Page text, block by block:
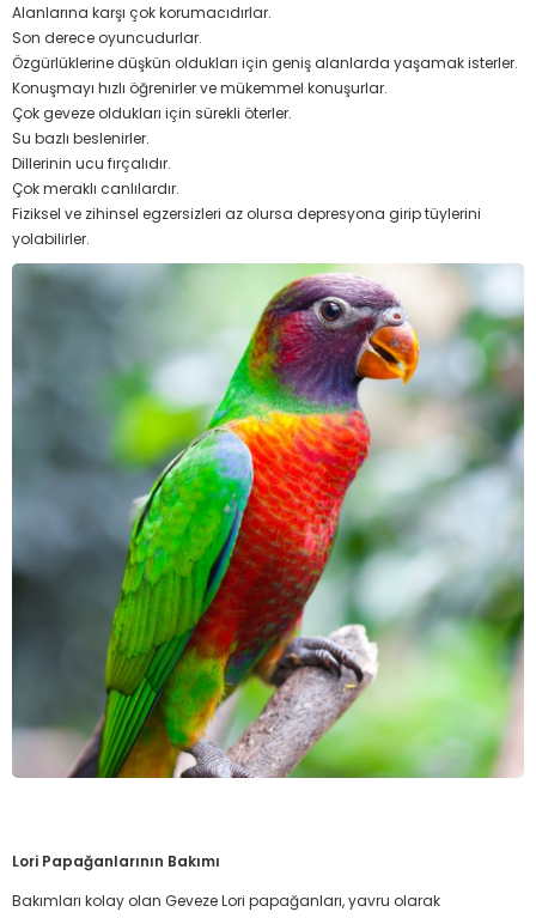
Alanlarına karşı çok korumacıdırlar.
Son derece oyuncudurlar.
Özgürlüklerine düşkün oldukları için geniş alanlarda yaşamak isterler.
Konuşmayı hızlı öğrenirler ve mükemmel konuşurlar.
Çok geveze oldukları için sürekli öterler.
Su bazlı beslenirler.
Dillerinin ucu fırçalıdır.
Çok meraklı canlılardır.
Fiziksel ve zihinsel egzersizleri az olursa depresyona girip tüylerini
yolabilirler.
Lori Papağanlarının Bakımı
Bakımları kolay olan Geveze Lori papağanları, yavru olarak